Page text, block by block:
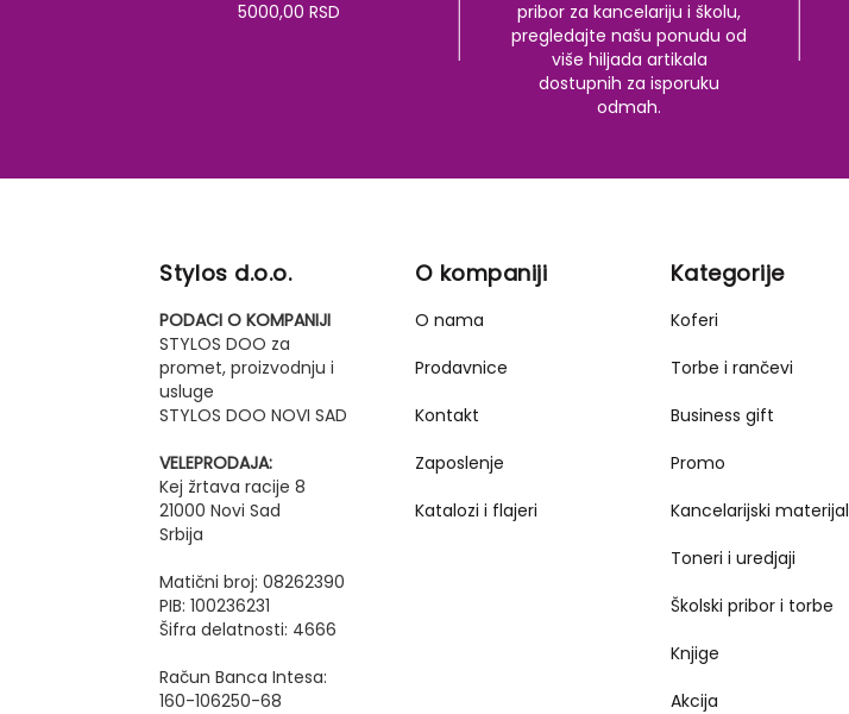
5000,00 RSD
pribor za kancelariju i školu,
pregledajte našu ponudu od
više hiljada artikala
dostupnih za isporuku
odmah.
Stylos d.o.o.
PODACI O KOMPANIJI
STYLOS DOO za
promet, proizvodnju i
usluge
STYLOS DOO NOVI SAD
VELEPRODAJA:
Kej žrtava racije 8
21000 Novi Sad
Srbija
Matični broj: 08262390
PIB: 100236231
Šifra delatnosti: 4666
Račun Banca Intesa:
160-106250-68
O kompaniji
O nama
Prodavnice
Kontakt
Zaposlenje
Katalozi i flajeri
Kategorije
Koferi
Torbe i rančevi
Business gift
Promo
Kancelarijski materijal
Toneri i uredjaji
Školski pribor i torbe
Knjige
Akcija